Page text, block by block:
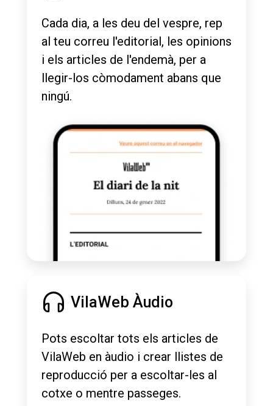
Cada dia, a les deu del vespre, rep
al teu correu l'editorial, les opinions
i els articles de l'endemà, per a
llegir-los còmodament abans que
ningú.
VilaWeb Àudio
Pots escoltar tots els articles de
VilaWeb en àudio i crear llistes de
reproducció per a escoltar-les al
cotxe o mentre passeges.